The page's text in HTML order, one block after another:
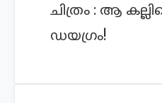
ചിത്രം : ആ
ഡയഗ്രം!